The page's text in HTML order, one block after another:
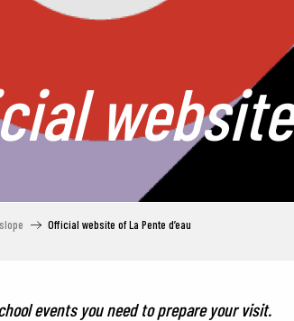
website
Official website of La Pente d’eau
events you need to prepare your visit.